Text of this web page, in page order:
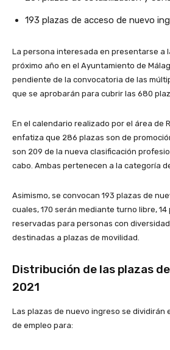
193 plazas de acceso de nuevo
La persona interesada en presentarse a
próximo año en el Ayuntamiento de
pendiente de la convocatoria de las
que se aprobarán para cubrir las 680
En el calendario realizado por el área de
enfatiza que 286 plazas son de
son 209 de la nueva clasificación
cabo. Ambas pertenecen a la categoría
Asimismo, se convocan 193 plazas de
cuales, 170 serán mediante turno libre,
reservadas para personas con
destinadas a plazas de movilidad.
Distribución de las plazas
2021
Las plazas de nuevo ingreso se dividirán
de empleo para: